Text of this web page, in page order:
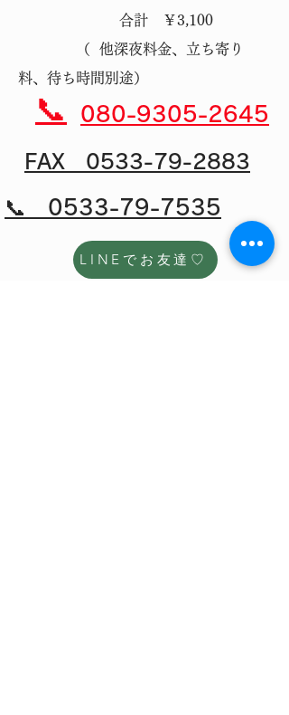
​ 合計 ￥3,100
​ （ 他深夜料金、立ち寄り
料、待ち時間別途）
​📞 080-9305-2645
​FAX 0533-79-2883
📞 0533-79-7535
LINEでお友達♡